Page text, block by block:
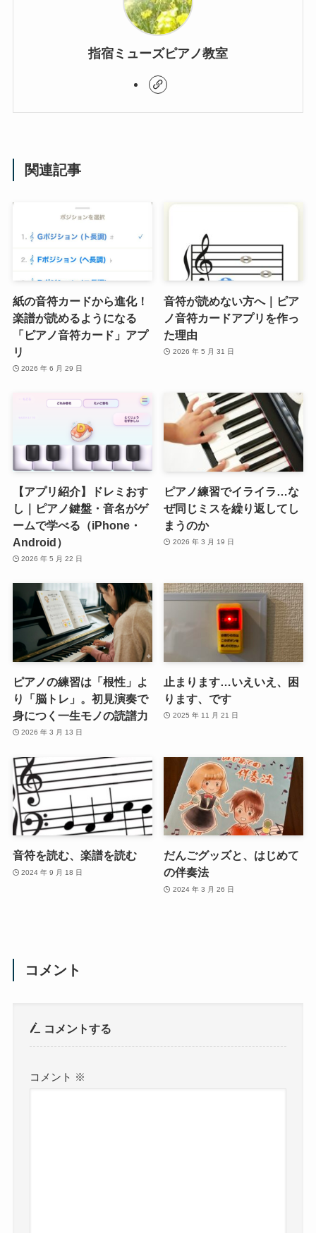
指宿ミューズピアノ教室
関連記事
紙の音符カードから進化！
楽譜が読めるようになる
「ピアノ音符カード」アプ
リ
2026 年 6 月 29 日
音符が読めない方へ｜ピア
ノ音符カードアプリを作っ
た理由
2026 年 5 月 31 日
【アプリ紹介】ドレミおす
し｜ピアノ鍵盤・音名がゲ
ームで学べる（iPhone・
Android）
2026 年 5 月 22 日
ピアノ練習でイライラ…な
ぜ同じミスを繰り返してし
まうのか
2026 年 3 月 19 日
ピアノの練習は「根性」よ
り「脳トレ」。初見演奏で
身につく一生モノの読譜力
2026 年 3 月 13 日
止まります…いえいえ、困
ります、です
2025 年 11 月 21 日
音符を読む、楽譜を読む
2024 年 9 月 18 日
だんごグッズと、はじめて
の伴奏法
2024 年 3 月 26 日
コメント
コメントする
コメント ※